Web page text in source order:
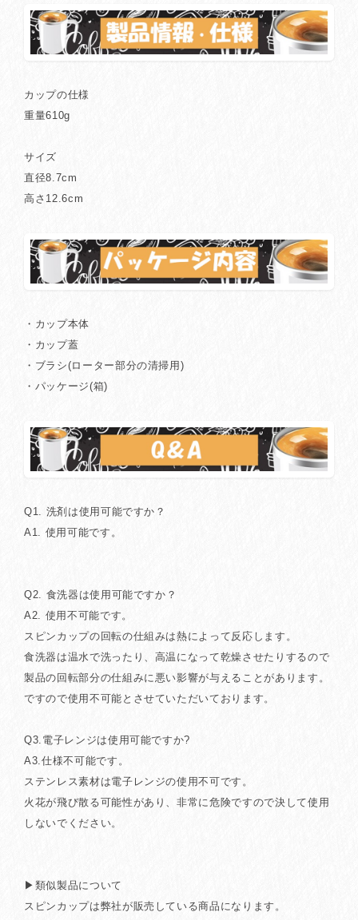
カップの仕様
重量610g
サイズ
直径8.7cm
高さ12.6cm
・カップ本体
・カップ蓋
・ブラシ(ローター部分の清掃用)
・パッケージ(箱)
Q1. 洗剤は使用可能ですか？
A1. 使用可能です。
Q2. 食洗器は使用可能ですか？
A2. 使用不可能です。
スピンカップの回転の仕組みは熱によって反応します。
食洗器は温水で洗ったり、高温になって乾燥させたりするので
製品の回転部分の仕組みに悪い影響が与えることがあります。
ですので使用不可能とさせていただいております。
Q3.電子レンジは使用可能ですか?
A3.仕様不可能です。
ステンレス素材は電子レンジの使用不可です。
火花が飛び散る可能性があり、非常に危険ですので決して使用
しないでください。
▶類似製品について
スピンカップは弊社が販売している商品になります。